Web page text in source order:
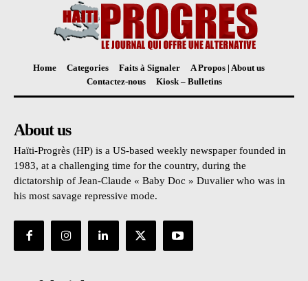
Home Categories Faits à Signaler
A Propos | About us
Contactez-nous
Kiosk – Bulletins
About us
Haïti-Progrès (HP) is a US-based weekly newspaper founded in
1983, at a challenging time for the country, during the
dictatorship of Jean-Claude « Baby Doc » Duvalier who was in
his most savage repressive mode.